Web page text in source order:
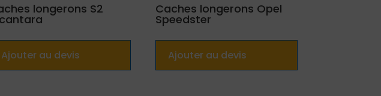
longerons S2
Ajouter au devis
Caches longerons Opel
Speedster
Ajouter au devis